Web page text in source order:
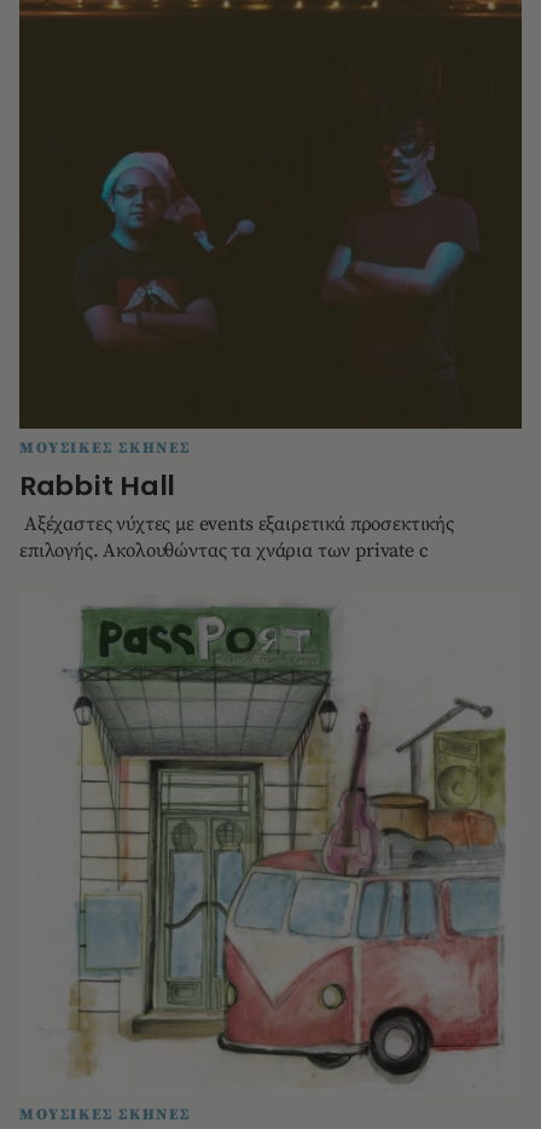
ΜΟΥΣΙΚΕΣ ΣΚΗΝΕΣ
Rabbit Hall
Αξέχαστες νύχτες με events εξαιρετικά προσεκτικής
επιλογής. Ακολουθώντας τα χνάρια των private c
ΜΟΥΣΙΚΕΣ ΣΚΗΝΕΣ